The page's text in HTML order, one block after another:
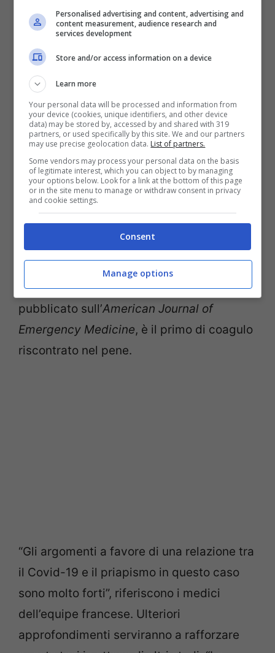
(Getty Images)
Si stima che il coronavirus (SARS-CoV-2)
causi coaguli di sangue in circa un terzo
dei pazienti affetti da Covid-19. Questo
trombi
possono svilupparsi in diverse zone
del corpo, inclusi i polmoni. Il caso del
paziente francese, riportato in unostudio
pubblicato sull’American Journal of
Emergency Medicine, è il primo di coagulo
riscontrato nel pene.
“Gli argomenti a favore di una relazione tra
il Covid-19 e il priapismo in questo caso
sono molto forti”, riferiscono i medici
dell’equipe francese. Ulteriori
approfondimenti serviranno a rafforzare
Personalised advertising and content, advertising and
content measurement, audience research and
services development
Store and/or access information on a device
Learn more
Your personal data will be processed and information from
your device (cookies, unique identifiers, and other device
data) may be stored by, accessed by and shared with 319
partners, or used specifically by this site. We and our partners
may use precise geolocation data. List of partners.
Some vendors may process your personal data on the basis
of legitimate interest, which you can object to by managing
your options below. Look for a link at the bottom of this page
or in the site menu to manage or withdraw consent in privacy
and cookie settings.
Consent
Manage options